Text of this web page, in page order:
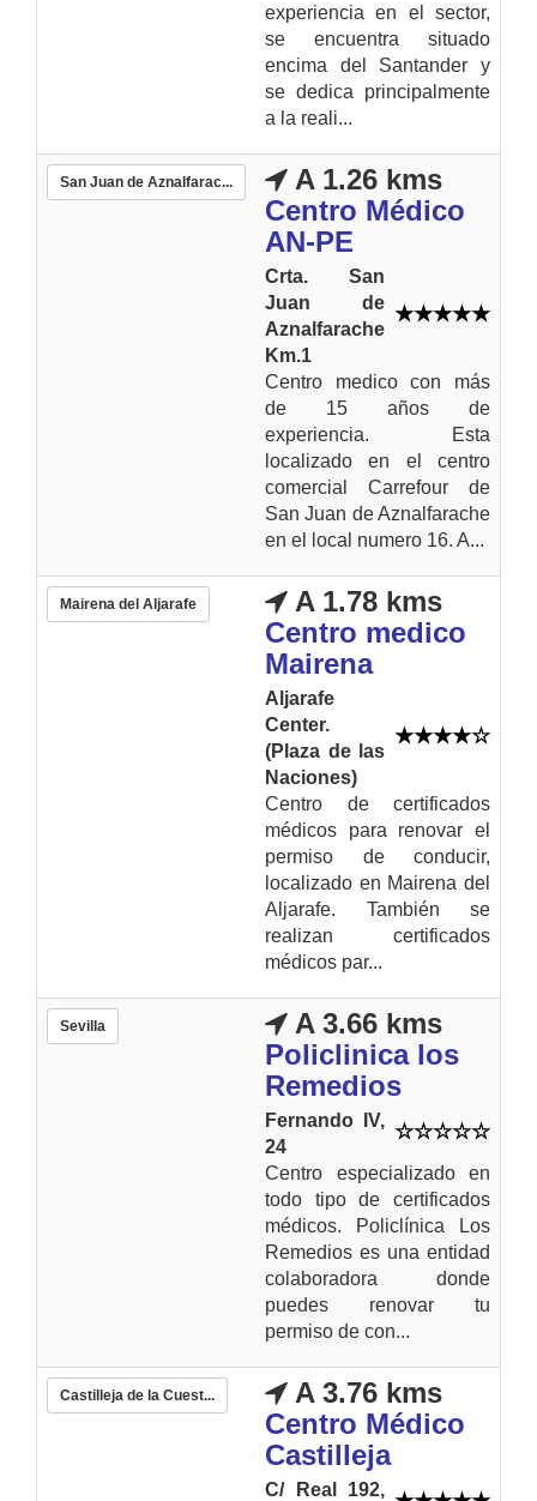
experiencia en el sector,
se encuentra situado
encima del Santander y
se dedica principalmente
a la reali...
San Juan de Aznalfarac...
A 1.26 kms
Centro Médico
AN-PE
Crta. San
Juan de
Aznalfarache
Km.1
Centro medico con más
de 15 años de
experiencia. Esta
localizado en el centro
comercial Carrefour de
San Juan de Aznalfarache
en el local numero 16. A...
Mairena del Aljarafe
A 1.78 kms
Centro medico
Mairena
Aljarafe
Center.
(Plaza de las
Naciones)
Centro de certificados
médicos para renovar el
permiso de conducir,
localizado en Mairena del
Aljarafe. También se
realizan certificados
médicos par...
Sevilla
A 3.66 kms
Policlinica los
Remedios
Fernando IV,
24
Centro especializado en
todo tipo de certificados
médicos. Policlínica Los
Remedios es una entidad
colaboradora donde
puedes renovar tu
permiso de con...
Castilleja de la Cuest...
A 3.76 kms
Centro Médico
Castilleja
C/ Real 192,